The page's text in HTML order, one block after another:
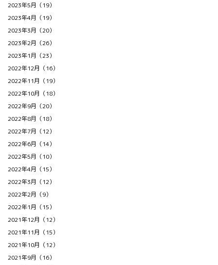
2023年5月（19）
2023年4月（19）
2023年3月（20）
2023年2月（26）
2023年1月（23）
2022年12月（16）
2022年11月（19）
2022年10月（18）
2022年9月（20）
2022年8月（18）
2022年7月（12）
2022年6月（14）
2022年5月（10）
2022年4月（15）
2022年3月（12）
2022年2月（9）
2022年1月（15）
2021年12月（12）
2021年11月（15）
2021年10月（12）
2021年9月（16）